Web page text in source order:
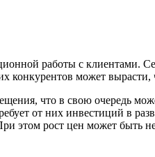
работы с клиентами.
конкурентов может
что в свою очередь
от них инвестиций в
рост цен может быть